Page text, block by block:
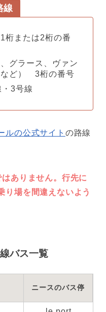
線
または2桁の番
グラース、ヴァン
など） 3桁の番号
3号線
ルの公式サイト の路線
ありません。行先に
り場を間違えないよう
バス一覧
ニースのバス停